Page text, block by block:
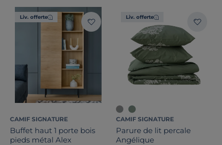
Liv. offerte
CAMIF SIGNATURE
Buffet haut 1 porte bois
pieds métal Alex
Liv. offerte
CAMIF SIGNATURE
Parure de lit percale
Angélique
Largeur